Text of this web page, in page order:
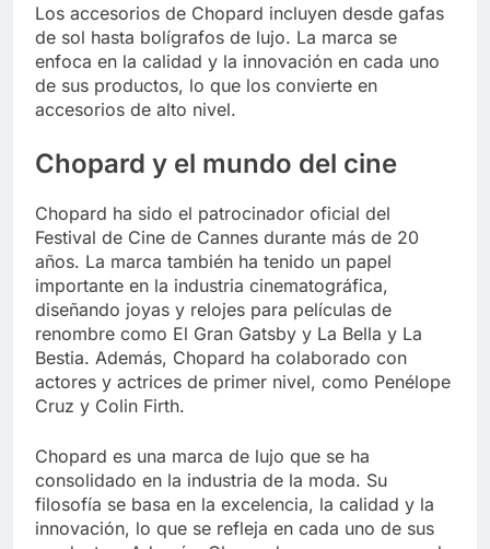
Los accesorios de Chopard incluyen desde gafas
de sol hasta bolígrafos de lujo. La marca se
enfoca en la calidad y la innovación en cada uno
de sus productos, lo que los convierte en
accesorios de alto nivel.
Chopard y el mundo del cine
Chopard ha sido el patrocinador oficial del
Festival de Cine de Cannes durante más de 20
años. La marca también ha tenido un papel
importante en la industria cinematográfica,
diseñando joyas y relojes para películas de
renombre como El Gran Gatsby y La Bella y La
Bestia. Además, Chopard ha colaborado con
actores y actrices de primer nivel, como Penélope
Cruz y Colin Firth.
Chopard es una marca de lujo que se ha
consolidado en la industria de la moda. Su
filosofía se basa en la excelencia, la calidad y la
innovación, lo que se refleja en cada uno de sus